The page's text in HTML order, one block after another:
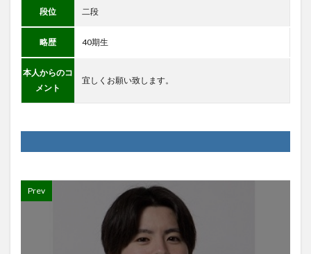
段位 二段
略歴 40期生
本人からのコ
メント
宜しくお願い致します。
Prev